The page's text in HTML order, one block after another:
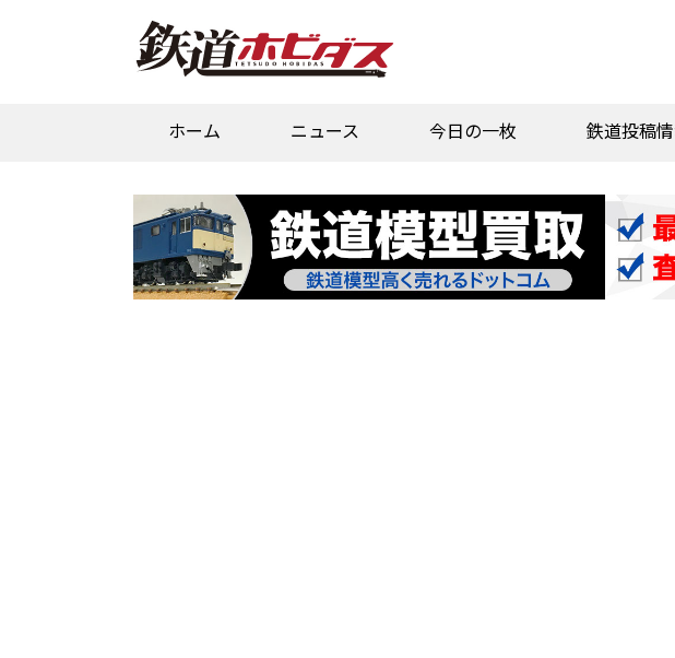
ホーム ニュース 今日の一枚 鉄道投稿